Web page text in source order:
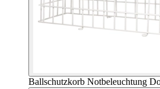
Ballschutzkorb Notbeleuchtung